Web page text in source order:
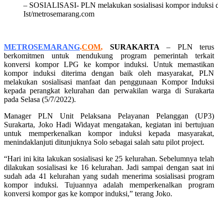
– SOSIALISASI- PLN melakukan sosialisasi kompor induksi
Ist/metrosemarang.com
METROSEMARANG.COM, SURAKARTA – PLN terus
berkomitmen untuk mendukung program pemerintah terkait
konversi kompor LPG ke kompor induksi. Untuk memastikan
kompor induksi diterima dengan baik oleh masyarakat, PLN
melakukan sosialisasi manfaat dan penggunaan Kompor Induksi
kepada perangkat kelurahan dan perwakilan warga di Surakarta
pada Selasa (5/7/2022).
Manager PLN Unit Pelaksana Pelayanan Pelanggan (UP3)
Surakarta, Joko Hadi Widayat mengatakan, kegiatan ini bertujuan
untuk memperkenalkan kompor induksi kepada masyarakat,
menindaklanjuti ditunjuknya Solo sebagai salah satu pilot project.
“Hari ini kita lakukan sosialisasi ke 25 kelurahan. Sebelumnya telah
dilakukan sosialisasi ke 16 kelurahan. Jadi sampai dengan saat ini
sudah ada 41 kelurahan yang sudah menerima sosialisasi program
kompor induksi. Tujuannya adalah memperkenalkan program
konversi kompor gas ke kompor induksi,” terang Joko.